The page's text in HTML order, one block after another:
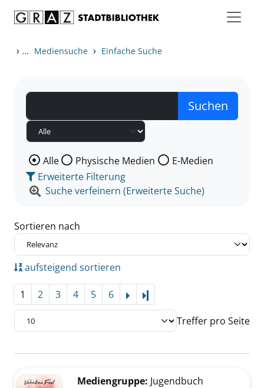
› ... Mediensuche › Einfache Suche
Wählen Sie die Medienart nach der Sie suchen wollen.
Alle Physische Medien
E-Medien
Erweiterte Filterung
Suche verfeinern (Erweiterte Suche)
Sortieren nach
aufsteigend sortieren
1 2 3 4 5 6
Treffer pro Seite
Zu den Suchfiltern springen
Mediengruppe: Jugendbuch